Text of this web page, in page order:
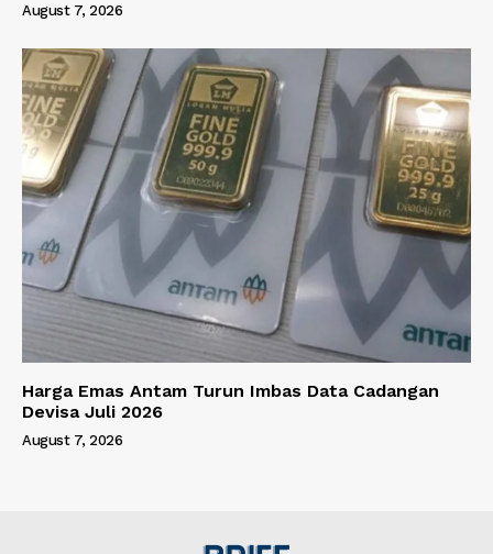
August 7, 2026
Harga Emas Antam Turun Imbas Data Cadangan
Devisa Juli 2026
August 7, 2026